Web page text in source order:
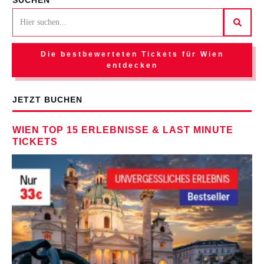
Die bestbewerteten Tickets für Wien
entdecken
JETZT BUCHEN
WIEN TOP 15 ERLEBNISSE & LAST MINUTE
TICKETS